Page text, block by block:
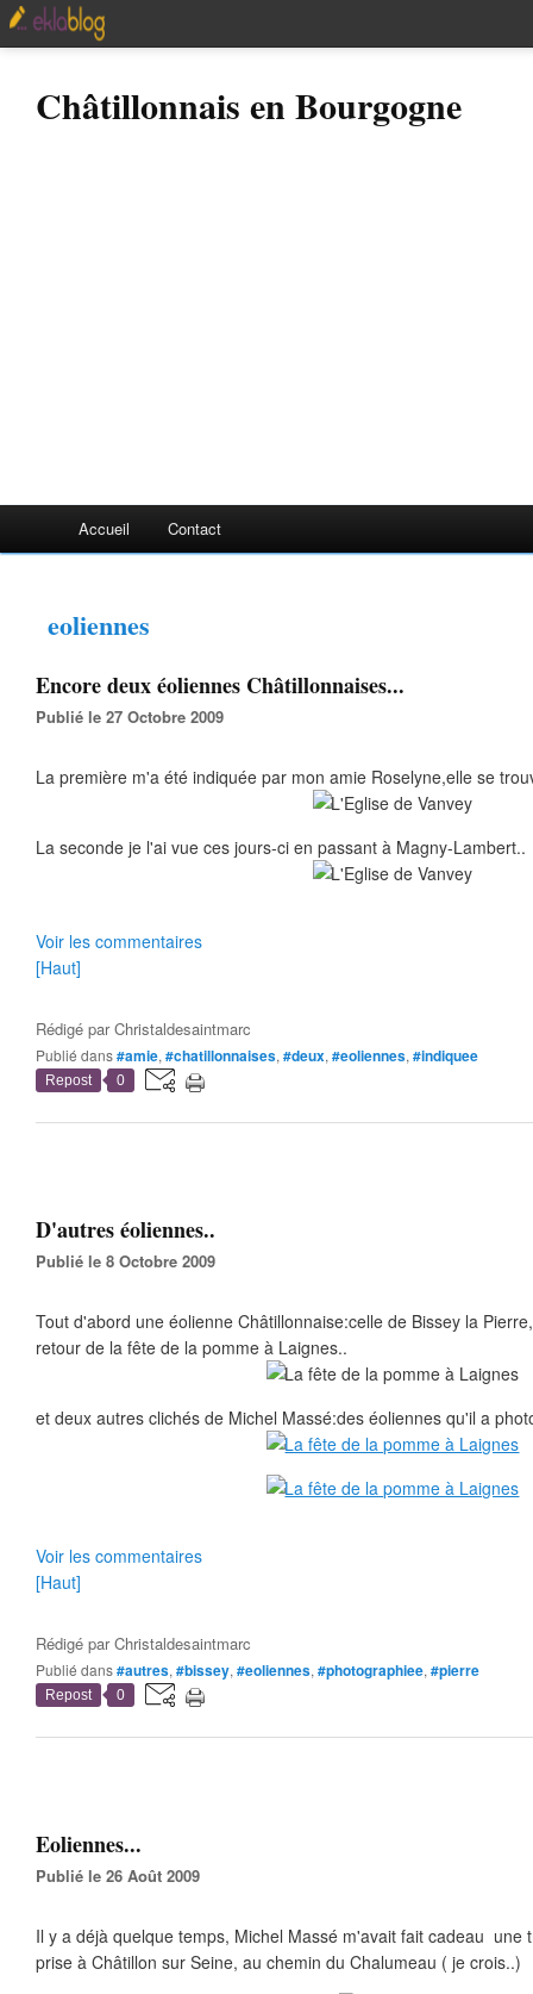
Châtillonnais en Bourgogne
Accueil Contact
eoliennes
Encore deux éoliennes Châtillonnaises...
Publié le 27 Octobre 2009
La première m'a été indiquée par mon amie Roselyne,elle se
La seconde je l'ai vue ces jours-ci en passant à Magny-Lambert..
Voir les commentaires
[Haut]
Rédigé parChristaldesaintmarc
Publié dans#amie, #chatillonnaises, #deux, #eoliennes, #indiquee
Repost 0
D'autres éoliennes..
Publié le 8 Octobre 2009
Tout d'abord une éolienne Châtillonnaise:celle de Bissey la
retour de la fête de la pomme à Laignes..
et deux autres clichés de Michel Massé:des éoliennes qu'il a
Voir les commentaires
[Haut]
Rédigé parChristaldesaintmarc
Publié dans#autres, #bissey, #eoliennes, #photographiee, #pierre
Repost 0
Eoliennes...
Publié le 26 Août 2009
Il y a déjà quelque temps, Michel Massé m'avait fait cadeau une
prise à Châtillon sur Seine, au chemin du Chalumeau ( je crois..)